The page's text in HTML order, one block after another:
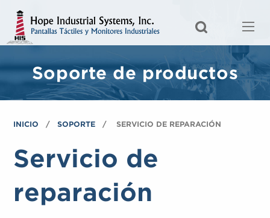
Soporte de productos
INICIO SOPORTE SERVICIO DE REPARACIÓN
Servicio de
reparación